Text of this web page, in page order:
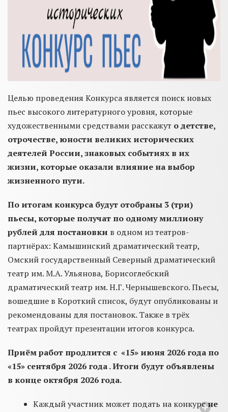
Целью проведения Конкурса является поиск новых
пьес высокого литературного уровня, которые
художественными средствами расскажут о детстве,
отрочестве, юности великих исторических
деятелей России, знаковых событиях в их
жизни, которые оказали влияние на выбор
жизненного пути.
По итогам конкурса будут отобраны 3 (три)
пьесы, которые получат по одному миллиону
рублей для постановки в одном из театров-
партнёрах: Камышинский драматический театр,
Омский государственный Северный драматический
театр им. М.А. Ульянова, Борисоглебский
драматический театр им. Н.Г. Чернышевского. Пьесы,
вошедшие в Короткий список, будут опубликованы и
рекомендованы для постановок. Также в трёх
театрах пройдут презентации итогов конкурса.
Приём работ продлится с «15» июня 2026 года по
«15» сентября 2026 года . Итоги будут объявлены
в конце октября 2026 года.
Каждый участник может подать на конкурсне